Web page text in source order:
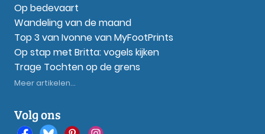
Op bedevaart
Wandeling van de maand
Top 3 van Ivonne van MyFootPrints
Op stap met Britta: vogels kijken
Trage Tochten op de grens
Meer artikelen...
Volg ons